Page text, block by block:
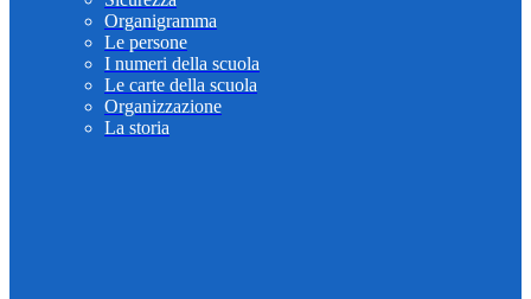
Organigramma
Le persone
I numeri della scuola
Le carte della scuola
Organizzazione
La storia